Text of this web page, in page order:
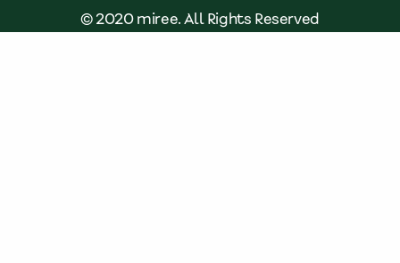
© 2020 miree. All Rights Reserved